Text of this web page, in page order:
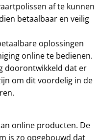
af te kunnen
betaalbaar en veilig
oplossingen
online te bedienen.
doorontwikkeld dat er
om dit voordelig in de
online producten. De
is zo opgebouwd dat